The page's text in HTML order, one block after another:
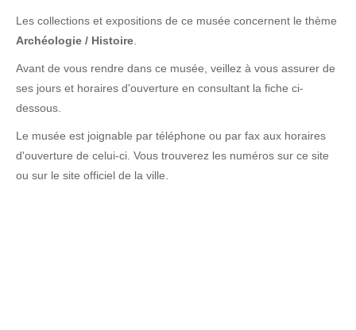
Les collections et expositions de ce musée concernent le thème
Archéologie / Histoire
Avant de vous rendre dans ce musée, veillez à vous assurer de
ses jours et horaires d'ouverture en consultant la fiche ci-
dessous.
Le musée est joignable par téléphone ou par fax aux horaires
d'ouverture de celui-ci. Vous trouverez les numéros sur ce site
ou sur le site officiel de la ville.